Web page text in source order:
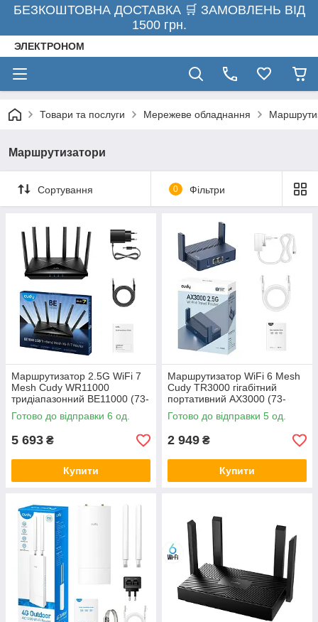
БЕЗКОШТОВНА ДОСТАВКА 🛒 ЗАМОВЛЕНЬ ВІД
1500 грн.
ЭЛЕКТРОНОМ
Товари та послуги Мережеве обладнання
Маршрутизатори
Сортування 0 Фільтри
Маршрутизатор 2.5G WiFi 7
Mesh Cudy WR11000
тридіапазонний BE11000 (73-
00579)
Готово до відправки 6 од.
5 693 ₴
Купити
Маршрутизатор WiFi 6 Mesh
Cudy TR3000 гігабітний
портативний AX3000 (73-
00586)
Готово до відправки 5 од.
2 949 ₴
Купити